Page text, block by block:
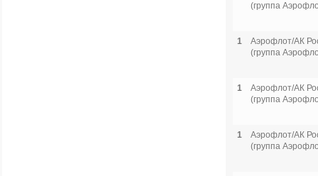
(группа
1
Аэрофлот/АК
(группа
1
Аэрофлот/АК
(группа
1
Аэрофлот/АК
(группа